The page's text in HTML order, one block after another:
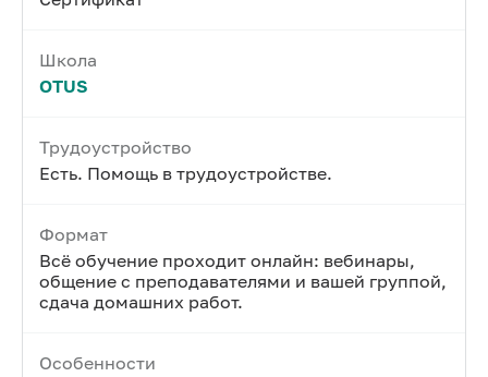
Школа
OTUS
Трудоустройство
Есть. Помощь в трудоустройстве.
Формат
Всё обучение проходит онлайн: вебинары,
общение с преподавателями и вашей группой,
сдача домашних работ.
Особенности